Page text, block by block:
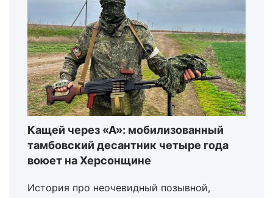
Кащей через «А»: мобилизованный
тамбовский десантник четыре года
воюет на Херсонщине
История про неочевидный позывной,